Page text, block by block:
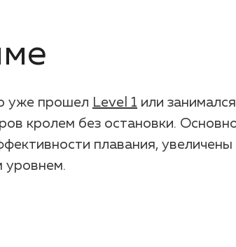
уже прошел Level 1 или
кролем без остановки.
плавания,
уровнем.